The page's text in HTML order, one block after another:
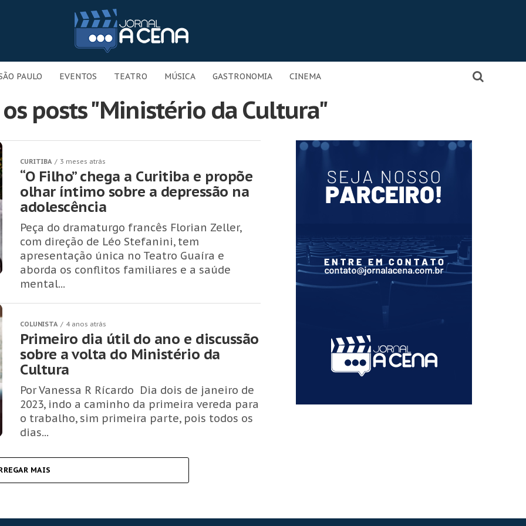
PAULO EVENTOS TEATRO MÚSICA GASTRONOMIA CINEMA
posts "Ministério da Cultura"
CURITIBA 3 meses atrás
“O Filho” chega a Curitiba e propõe
olhar íntimo sobre a depressão na
adolescência
Peça do dramaturgo francês Florian Zeller,
com direção de Léo Stefanini, tem
apresentação única no Teatro Guaíra e
aborda os conflitos familiares e a saúde
mental...
COLUNISTA 4 anos atrás
Primeiro dia útil do ano e discussão
sobre a volta do Ministério da
Cultura
Por Vanessa R Rícardo Dia dois de janeiro de
2023, indo a caminho da primeira vereda para
o trabalho, sim primeira parte, pois todos os
dias...
MAIS